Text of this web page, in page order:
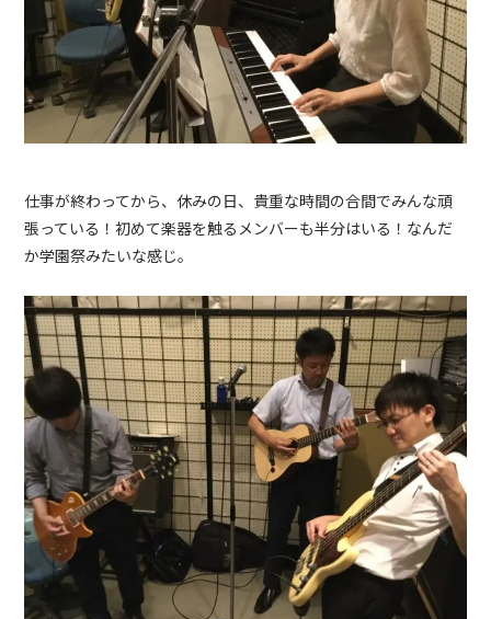
仕事が終わってから、休みの日、貴重な時間の合間でみんな頑
張っている！初めて楽器を触るメンバーも半分はいる！なんだ
か学園祭みたいな感じ。